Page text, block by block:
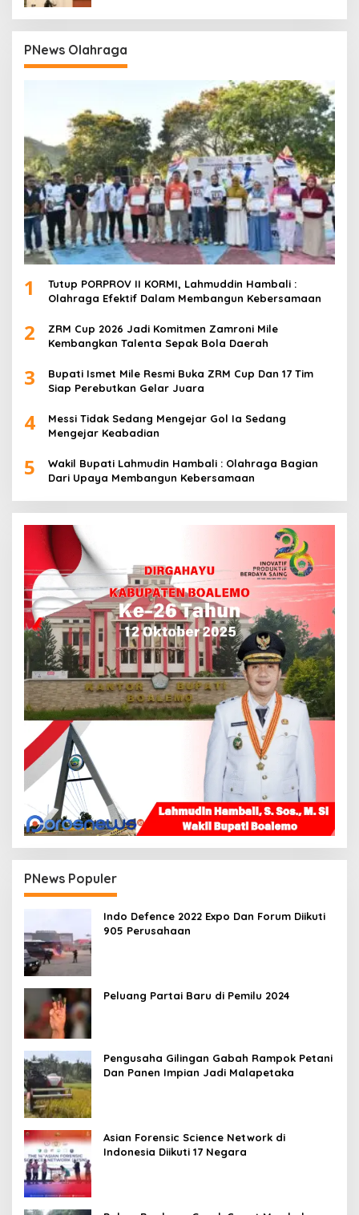
PNews Olahraga
1
Tutup PORPROV II KORMI, Lahmuddin Hambali :
Olahraga Efektif Dalam Membangun Kebersamaan
2
ZRM Cup 2026 Jadi Komitmen Zamroni Mile
Kembangkan Talenta Sepak Bola Daerah
3
Bupati Ismet Mile Resmi Buka ZRM Cup Dan 17 Tim
Siap Perebutkan Gelar Juara
4
Messi Tidak Sedang Mengejar Gol Ia Sedang
Mengejar Keabadian
5
Wakil Bupati Lahmudin Hambali : Olahraga Bagian
Dari Upaya Membangun Kebersamaan
PNews Populer
Indo Defence 2022 Expo Dan Forum Diikuti
905 Perusahaan
Peluang Partai Baru di Pemilu 2024
Pengusaha Gilingan Gabah Rampok Petani
Dan Panen Impian Jadi Malapetaka
Asian Forensic Science Network di
Indonesia Diikuti 17 Negara